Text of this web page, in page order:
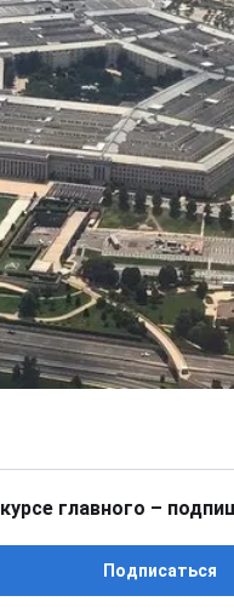
главного –
Подписаться